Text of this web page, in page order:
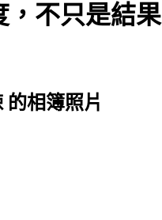
，不只是結果
的相簿照片